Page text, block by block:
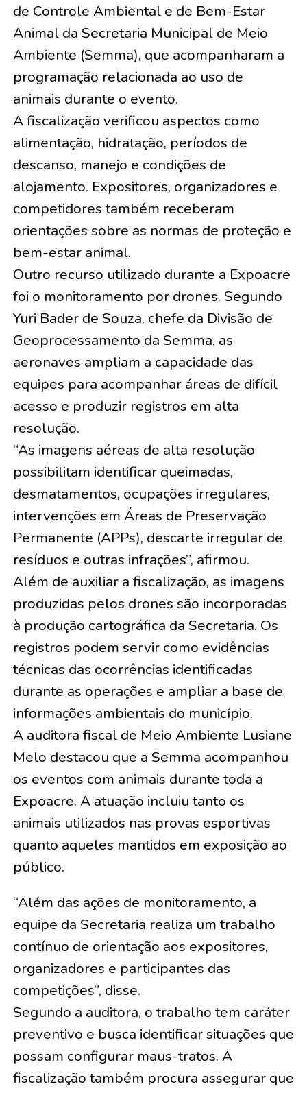
de Controle Ambiental e de Bem-Estar
Animal da Secretaria Municipal de Meio
Ambiente (Semma), que acompanharam a
programação relacionada ao uso de
animais durante o evento.
A fiscalização verificou aspectos como
alimentação, hidratação, períodos de
descanso, manejo e condições de
alojamento. Expositores, organizadores e
competidores também receberam
orientações sobre as normas de proteção e
bem-estar animal.
Outro recurso utilizado durante a Expoacre
foi o monitoramento por drones. Segundo
Yuri Bader de Souza, chefe da Divisão de
Geoprocessamento da Semma, as
aeronaves ampliam a capacidade das
equipes para acompanhar áreas de difícil
acesso e produzir registros em alta
resolução.
“As imagens aéreas de alta resolução
possibilitam identificar queimadas,
desmatamentos, ocupações irregulares,
intervenções em Áreas de Preservação
Permanente (APPs), descarte irregular de
resíduos e outras infrações”, afirmou.
Além de auxiliar a fiscalização, as imagens
produzidas pelos drones são incorporadas
à produção cartográfica da Secretaria. Os
registros podem servir como evidências
técnicas das ocorrências identificadas
durante as operações e ampliar a base de
informações ambientais do município.
A auditora fiscal de Meio Ambiente Lusiane
Melo destacou que a Semma acompanhou
os eventos com animais durante toda a
Expoacre. A atuação incluiu tanto os
animais utilizados nas provas esportivas
quanto aqueles mantidos em exposição ao
público.
“Além das ações de monitoramento, a
equipe da Secretaria realiza um trabalho
contínuo de orientação aos expositores,
organizadores e participantes das
competições”, disse.
Segundo a auditora, o trabalho tem caráter
preventivo e busca identificar situações que
possam configurar maus-tratos. A
fiscalização também procura assegurar que